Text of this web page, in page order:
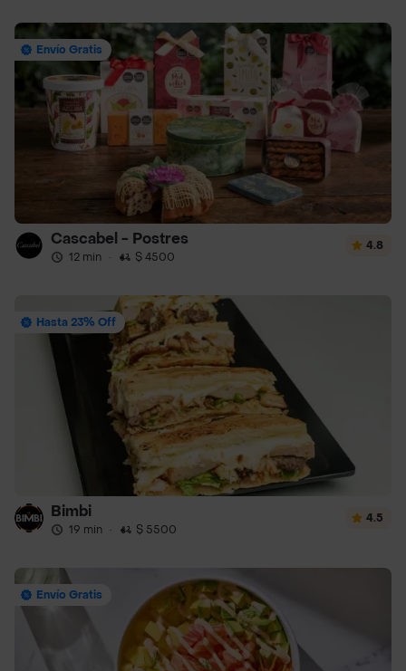
Envío Gratis
Cascabel - Postres
12 min · $ 4500
4.8
Hasta 23% Off
Bimbi
19 min · $ 5500
4.5
Envío Gratis